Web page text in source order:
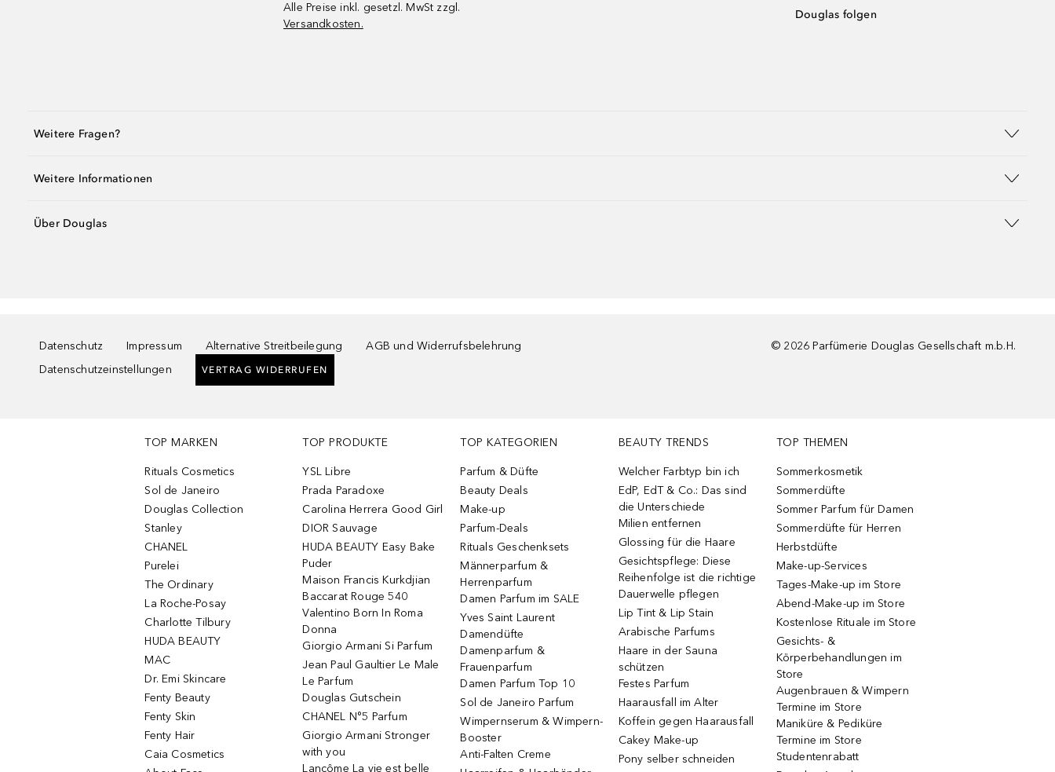
Alle Preise inkl. gesetzl. MwSt zzgl.
Versandkosten.
Douglas folgen
Weitere Fragen?
Weitere Informationen
Über Douglas
Datenschutz Impressum Alternative Streitbeilegung
AGB und Widerrufsbelehrung
Datenschutzeinstellungen
VERTRAG WIDERRUFEN
© 2026 Parfümerie Douglas Gesellschaft m.b.H.
TOP MARKEN
Rituals Cosmetics
Sol de Janeiro
Douglas Collection
Stanley
CHANEL
Purelei
The Ordinary
La Roche-Posay
Charlotte Tilbury
HUDA BEAUTY
MAC
Dr. Emi Skincare
Fenty Beauty
Fenty Skin
Fenty Hair
Caia Cosmetics
TOP PRODUKTE
YSL Libre
Prada Paradoxe
Carolina Herrera Good Girl
DIOR Sauvage
HUDA BEAUTY Easy Bake
Puder
Maison Francis Kurkdjian
Baccarat Rouge 540
Valentino Born In Roma
Donna
Giorgio Armani Si Parfum
Jean Paul Gaultier Le Male
Le Parfum
Douglas Gutschein
CHANEL N°5 Parfum
Giorgio Armani Stronger
with you
Lancôme La vie est belle
TOP KATEGORIEN
Parfum & Düfte
Beauty Deals
Make-up
Parfum-Deals
Rituals Geschenksets
Männerparfum &
Herrenparfum
Damen Parfum im SALE
Yves Saint Laurent
Damendüfte
Damenparfum &
Frauenparfum
Damen Parfum Top 10
Sol de Janeiro Parfum
Wimpernserum & Wimpern-
Booster
Anti-Falten Creme
BEAUTY TRENDS
Welcher Farbtyp bin ich
EdP, EdT & Co.: Das sind
die Unterschiede
Milien entfernen
Glossing für die Haare
Gesichtspflege: Diese
Reihenfolge ist die richtige
Dauerwelle pflegen
Lip Tint & Lip Stain
Arabische Parfums
Haare in der Sauna
schützen
Festes Parfum
Haarausfall im Alter
Koffein gegen Haarausfall
Cakey Make-up
Pony selber schneiden
TOP THEMEN
Sommerkosmetik
Sommerdüfte
Sommer Parfum für Damen
Sommerdüfte für Herren
Herbstdüfte
Make-up-Services
Tages-Make-up im Store
Abend-Make-up im Store
Kostenlose Rituale im Store
Gesichts- &
Körperbehandlungen im
Store
Augenbrauen & Wimpern
Termine im Store
Maniküre & Pediküre
Termine im Store
Studentenrabatt